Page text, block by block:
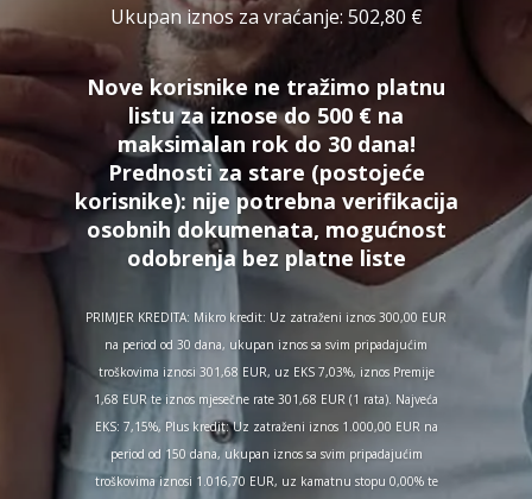
Ukupan iznos za vraćanje: 502,80 €
Nove korisnike ne tražimo platnu
listu za iznose do 500 € na
maksimalan rok do 30 dana!
Prednosti za stare (postojeće
korisnike): nije potrebna verifikacija
osobnih dokumenata, mogućnost
odobrenja bez platne liste
PRIMJER KREDITA: Mikro kredit: Uz zatraženi iznos 300,00 EUR
na period od 30 dana, ukupan iznos sa svim pripadajućim
troškovima iznosi 301,68 EUR, uz EKS 7,03%, iznos Premije
1,68 EUR te iznos mjesečne rate 301,68 EUR (1 rata). Najveća
EKS: 7,15%, Plus kredit: Uz zatraženi iznos 1.000,00 EUR na
period od 150 dana, ukupan iznos sa svim pripadajućim
troškovima iznosi 1.016,70 EUR, uz kamatnu stopu 0,00% te